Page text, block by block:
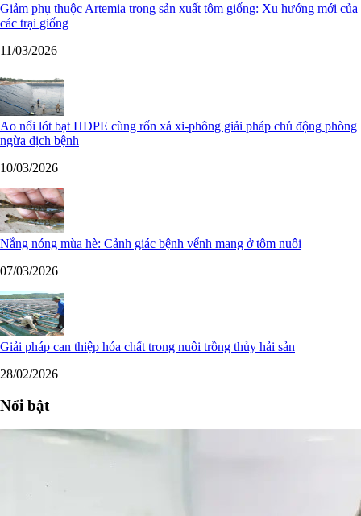
Giảm phụ thuộc Artemia trong sản xuất tôm giống: Xu hướng mới của
các trại giống
11/03/2026
Ao nổi lót bạt HDPE cùng rốn xả xi-phông giải pháp chủ động phòng
ngừa dịch bệnh
10/03/2026
Nắng nóng mùa hè: Cảnh giác bệnh vểnh mang ở tôm nuôi
07/03/2026
Giải pháp can thiệp hóa chất trong nuôi trồng thủy hải sản
28/02/2026
Nổi bật